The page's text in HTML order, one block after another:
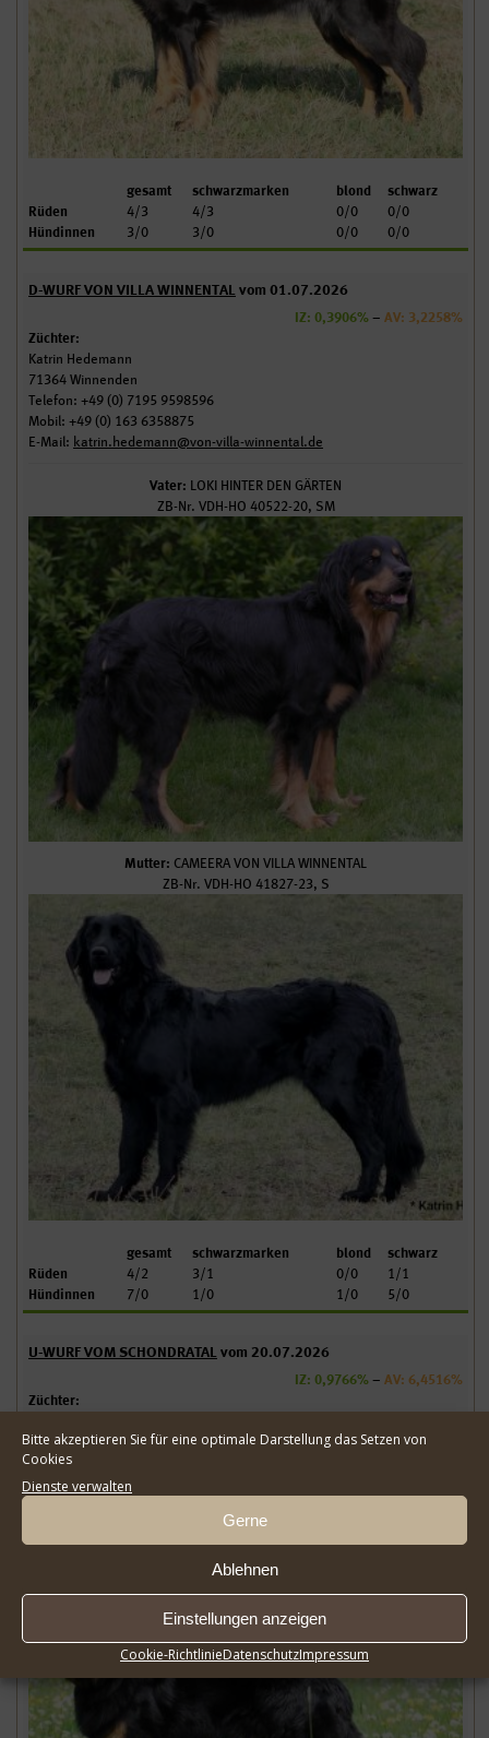
Bitte akzeptieren Sie für eine optimale Darstellung das Setzen von
Cookies
Dienste verwalten
Gerne
Ablehnen
Einstellungen anzeigen
Cookie-RichtlinieDatenschutzImpressum